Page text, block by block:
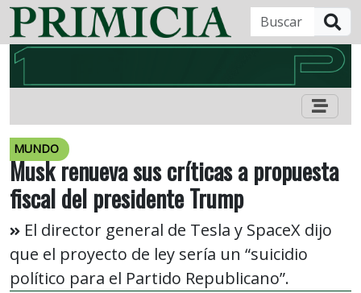
MUNDO
Musk renueva sus críticas a propuesta
fiscal del presidente Trump
El director general de Tesla y SpaceX dijo
que el proyecto de ley sería un “suicidio
político para el Partido Republicano”.